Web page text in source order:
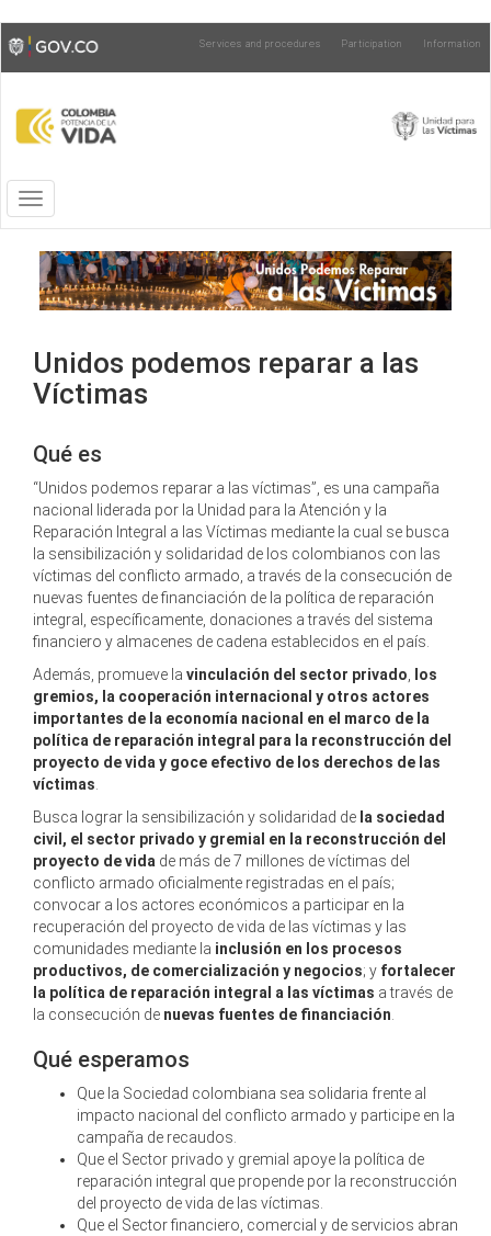
Skip
to
main
Toggle
high
contrast
Services and procedures Participation Information
Toggle
navigation
Unidos podemos reparar a las
Víctimas
Qué es
“Unidos podemos reparar a las víctimas”, es una campaña
nacional liderada por la Unidad para la Atención y la
Reparación Integral a las Víctimas mediante la cual se busca
la sensibilización y solidaridad de los colombianos con las
víctimas del conflicto armado, a través de la consecución de
nuevas fuentes de financiación de la política de reparación
integral, específicamente, donaciones a través del sistema
financiero y almacenes de cadena establecidos en el país.
Además, promueve la vinculación del sector privado
los
gremios, la cooperación internacional y otros actores
importantes de la economía nacional en el marco de la
política de reparación integral para la reconstrucción del
proyecto de vida y goce efectivo de los derechos de las
víctimas
Busca lograr la sensibilización y solidaridad de la sociedad
civil, el sector privado y gremial en la reconstrucción del
proyecto de vida de más de 7 millones de víctimas del
conflicto armado oficialmente registradas en el país;
convocar a los actores económicos a participar en la
recuperación del proyecto de vida de las víctimas y las
comunidades mediante la inclusión en los procesos
productivos, de comercialización y negocios; y fortalecer
la política de reparación integral a las víctimas a través de
la consecución de nuevas fuentes de financiación
Qué esperamos
Que la Sociedad colombiana sea solidaria frente al
impacto nacional del conflicto armado y participe en la
campaña de recaudos.
Que el Sector privado y gremial apoye la política de
reparación integral que propende por la reconstrucción
del proyecto de vida de las víctimas.
Que el Sector financiero, comercial y de servicios abran